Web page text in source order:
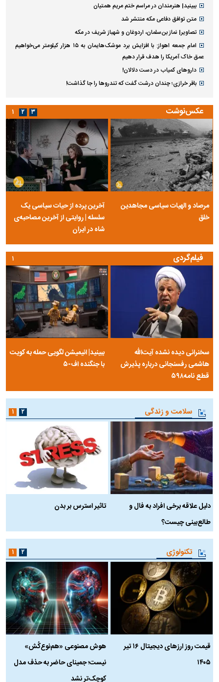
ببینید| هنرمندان در مراسم ختم مریم همتیان
متن توافق دفاعی مکه منتشر شد
تصاویر| نماز بن‌سلمان، اردوغان و شهباز شریف در مکه
امام‌ جمعه اهواز: با افزایش برد موشک‌هایمان به ۱۵ هزار کیلومتر می‌خواهیم
عمق خاک آمریکا را هدف قرار دهیم
داروهای کمیاب در دست دلالان!
باقر خرازی؛ چندان درشت گفت که تندروها را جا گذاشت!
عکس‌نوشت
مرصاد و الهیات سیاسی مجاهدین
خلق
آخرین پرده از حیات سیاسی یک
سلسله | روایتی از آخرین مصاحبه‌ی
شاه در ایران
۱ ۲ ۳
فیلم‌گردی
سخنرانی دیده نشده آیت‌الله
هاشمی رفسنجانی درباره پذیرش
قطع نامه۵۹۸
ببینید| انیمیشن لگویی حمله به کویت
با جنگنده اف-۵
۱
سلامت و زندگی
دلیل علاقه برخی افراد به فال و
طالع‌بینی چیست؟
تاثیر استرس بر بدن
۱ ۲
تکنولوژی
قیمت روز ارز‌های دیجیتال ۱۶ تیر
۱۴۰۵
هوش مصنوعی «هم‌نوع‌کُش»
نیست؛ جمینای حاضر به حذف مدل
کوچک‌تر نشد
۱ ۲